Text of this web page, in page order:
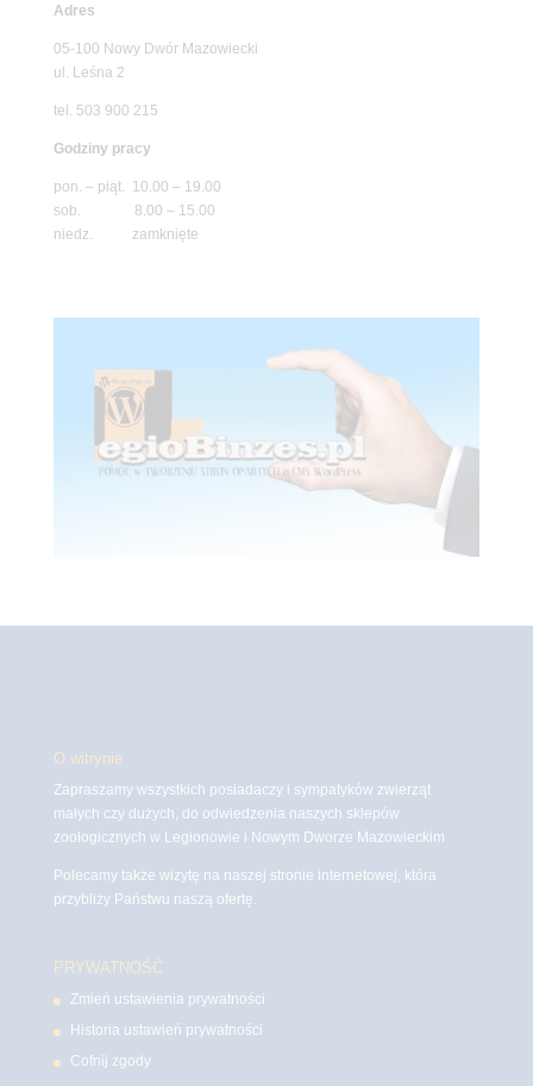
Adres
05-100 Nowy Dwór Mazowiecki
ul. Leśna 2
tel. 503 900 215
Godziny pracy
pon. – piąt. 10.00 – 19.00
sob. 8.00 – 15.00
niedz. zamknięte
O witrynie
Zapraszamy wszystkich posiadaczy i sympatyków zwierząt
małych czy dużych, do odwiedzenia naszych sklepów
zoologicznych w Legionowie i Nowym Dworze Mazowieckim
Polecamy także wizytę na naszej stronie internetowej, która
przybliży Państwu naszą ofertę.
PRYWATNOŚĆ
Zmień ustawienia prywatności
Historia ustawień prywatności
Cofnij zgody